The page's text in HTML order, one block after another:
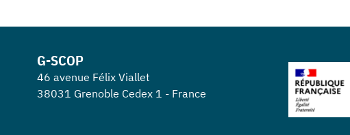
G-SCOP
46 avenue Félix Viallet
38031 Grenoble Cedex 1 - France